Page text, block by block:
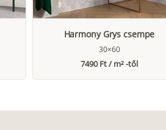
Harmony Grys csempe
30×60
7490 Ft / m² -től